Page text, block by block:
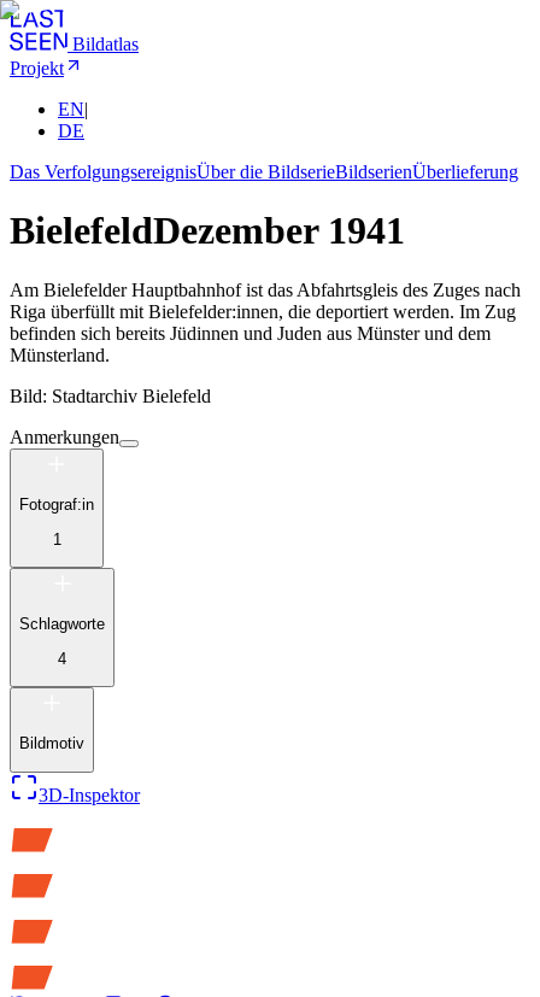
Bildatlas
Projekt
EN|
DE
Das VerfolgungsereignisÜber die BildserieBildserienÜberlieferung
BielefeldDezember 1941
Am Bielefelder Hauptbahnhof ist das Abfahrtsgleis des Zuges nach
Riga überfüllt mit Bielefelder:innen, die deportiert werden. Im Zug
befinden sich bereits Jüdinnen und Juden aus Münster und dem
Münsterland.
Bild: Stadtarchiv Bielefeld
Anmerkungen
Fotograf:in
1
Schlagworte
4
Bildmotiv
3D-Inspektor